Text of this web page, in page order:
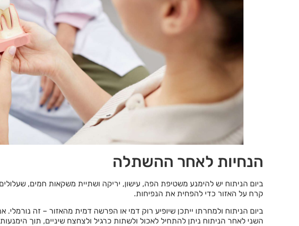
הנחיות לאחר ההשתלה
ביום הניתוח יש להימנע משטיפת הפה, עישון, יריקה ושתיית משקאות חמים,
קרח על האזור כדי להפחית את הנפיחות.
ביום הניתוח ולמחרתו ייתכן שיופיע רוק דמי או הפרשה דמית מהאזור – זה נורמלי.
השני לאחר הניתוח ניתן להתחיל לאכול ולשתות כרגיל ולצחצח שיניים, תוך